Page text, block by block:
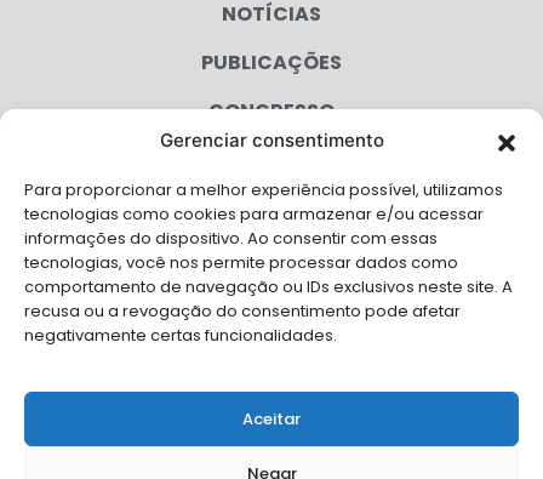
Gerenciar consentimento
Para proporcionar a melhor experiência possível, utilizamos
tecnologias como cookies para armazenar e/ou acessar
informações do dispositivo. Ao consentir com essas
tecnologias, você nos permite processar dados como
comportamento de navegação ou IDs exclusivos neste site. A
recusa ou a revogação do consentimento pode afetar
negativamente certas funcionalidades.
Aceitar
Negar
NOTÍCIAS
PUBLICAÇÕES
CONGRESSO
CAMPANHAS
SERVIÇOS
FILIADAS
FALE CONOSCO
Solicite Apoio Institucional da AMB para o seu evento